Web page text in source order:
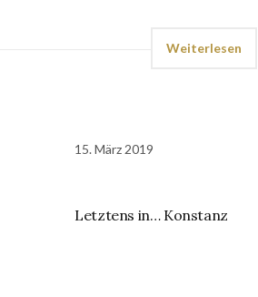
Weiterlesen
15. März 2019
Letztens in… Konstanz